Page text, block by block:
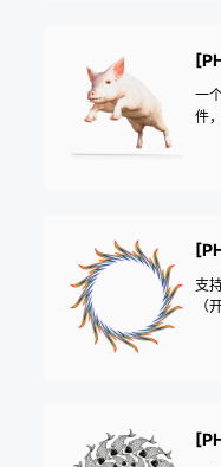
一
件
支
（